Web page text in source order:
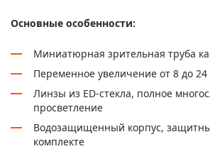
Основные особенности:
Миниатюрная зрительная труба
Переменное увеличение от 8 до 24
Линзы из ED-стекла, полное
просветление
Водозащищенный корпус,
комплекте